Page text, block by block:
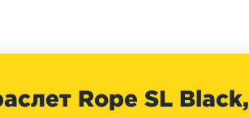
Rope SL Black,